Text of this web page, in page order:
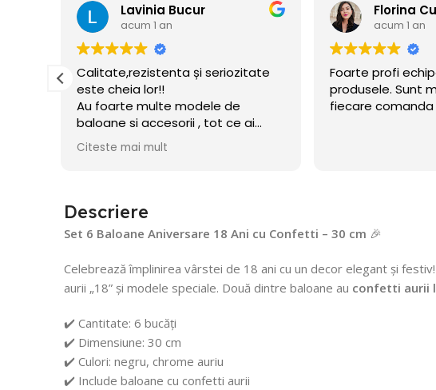
Lavinia Bucur
acum 1 an
Calitate,rezistenta și seriozitate
este cheia lor!!
Au foarte multe modele de
baloane si accesorii , tot ce ai
nevoie pentru petrecerea celui
mic!! Am și acum baloane umflate
Citeste mai mult
Florina
acum 1 an
Foarte profi
produsele. Sunt
fiecare comanda
Descriere
Set 6 Baloane Aniversare 18 Ani cu Confetti – 30 cm 🎉
Celebrează împlinirea vârstei de 18 ani cu un decor elegant și
aurii „18” și modele speciale. Două dintre baloane au confetti aurii
✔️ Cantitate: 6 bucăți
✔️ Dimensiune: 30 cm
✔️ Culori: negru, chrome auriu
✔️ Include baloane cu confetti aurii